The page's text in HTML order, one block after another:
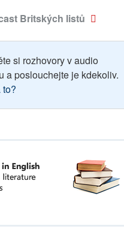
Britských listů
si rozhovory v audio
a poslouchejte je kdekoliv.
to?